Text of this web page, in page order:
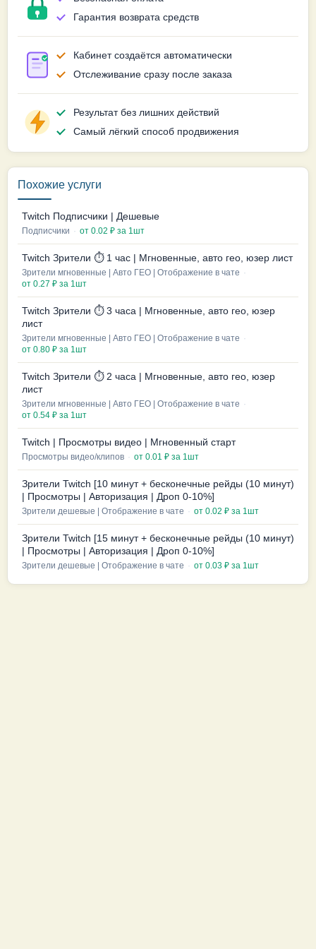
Гарантия возврата средств
Кабинет создаётся автоматически
Отслеживание сразу после заказа
Результат без лишних действий
Самый лёгкий способ продвижения
Похожие услуги
Twitch Подписчики | Дешевые
Подписчики · от 0.02 ₽ за 1шт
Twitch Зрители ⏱️ 1 час | Мгновенные, авто гео, юзер лист
Зрители мгновенные | Авто ГЕО | Отображение в чате ·
от 0.27 ₽ за 1шт
Twitch Зрители ⏱️ 3 часа | Мгновенные, авто гео, юзер
лист
Зрители мгновенные | Авто ГЕО | Отображение в чате ·
от 0.80 ₽ за 1шт
Twitch Зрители ⏱️ 2 часа | Мгновенные, авто гео, юзер
лист
Зрители мгновенные | Авто ГЕО | Отображение в чате ·
от 0.54 ₽ за 1шт
Twitch | Просмотры видео | Мгновенный старт
Просмотры видео/клипов · от 0.01 ₽ за 1шт
Зрители Twitch [10 минут + бесконечные рейды (10 минут)
| Просмотры | Авторизация | Дроп 0-10%]
Зрители дешевые | Отображение в чате · от 0.02 ₽ за 1шт
Зрители Twitch [15 минут + бесконечные рейды (10 минут)
| Просмотры | Авторизация | Дроп 0-10%]
Зрители дешевые | Отображение в чате · от 0.03 ₽ за 1шт